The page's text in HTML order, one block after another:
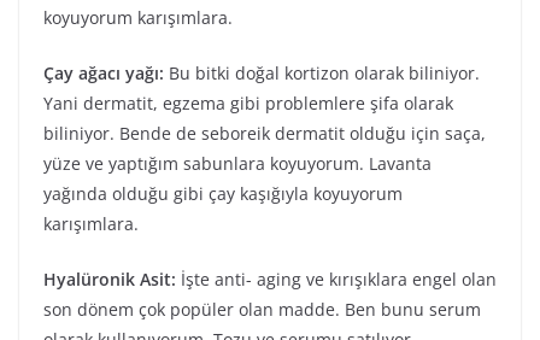
koyuyorum karışımlara.
Çay ağacı yağı: Bu bitki doğal kortizon olarak biliniyor.
Yani dermatit, egzema gibi problemlere şifa olarak
biliniyor. Bende de seboreik dermatit olduğu için saça,
yüze ve yaptığım sabunlara koyuyorum. Lavanta
yağında olduğu gibi çay kaşığıyla koyuyorum
karışımlara.
Hyalüronik Asit: İşte anti- aging ve kırışıklara engel olan
son dönem çok popüler olan madde. Ben bunu serum